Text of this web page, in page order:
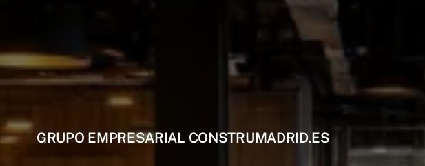
GRUPO EMPRESARIAL CONSTRUMADRID.ES